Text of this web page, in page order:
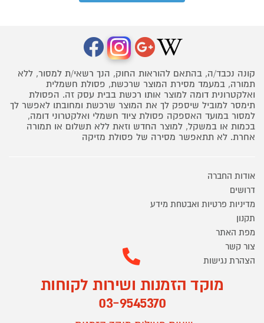
קונה נכבד/ה, בהתאם להוראות החוק, הנך רשאי/ת למסור, ללא
תמורה, במעמד מסירת המוצר שרכשת, פסולת חשמלית
ואלקטרונית דומה למוצר אותו רכשת בבית עסק זה. הפסולת
תימסר למוביל שיספק לך את המוצר שרכשת ומחובתו לאפשר לך
למסור במועד האספקה פסולת ציוד חשמלי ואלקטרוני דומה,
בכמות או במשקל, למוצר החדש וזאת ללא תשלום או תמורה
אחרת. לא תתאפשר מסירה של פסולת מזיקה
אודות החברה
דרושים
מדיניות פרטיות ואבטחת מידע
תקנון
מפת האתר
צור קשר
הצהרת נגישות
מוקד הזמנות ושירות לקוחות
03-9545370